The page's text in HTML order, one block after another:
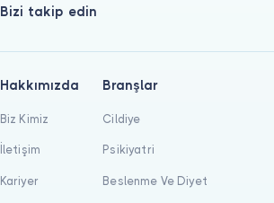
Bizi takip edin
Hakkımızda
Biz Kimiz
İletişim
Kariyer
Branşlar
Cildiye
Psikiyatri
Beslenme Ve Diyet